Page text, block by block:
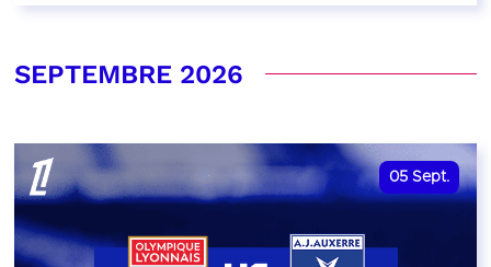
SEPTEMBRE 2026
05 Sept.